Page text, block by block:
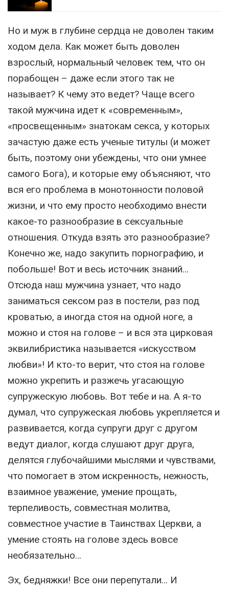
Но и муж в глубине сердца не доволен таким
ходом дела. Как может быть доволен
взрослый, нормальный человек тем, что он
порабощен – даже если этого так не
называет? К чему это ведет? Чаще всего
такой мужчина идет к «современным»,
«просвещенным» знатокам секса, у которых
зачастую даже есть ученые титулы (и может
быть, поэтому они убеждены, что они умнее
самого Бога), и которые ему объясняют, что
вся его проблема в монотонности половой
жизни, и что ему просто необходимо внести
какое-то разнообразие в сексуальные
отношения. Откуда взять это разнообразие?
Конечно же, надо закупить порнографию, и
побольше! Вот и весь источник знаний…
Отсюда наш мужчина узнает, что надо
заниматься сексом раз в постели, раз под
кроватью, а иногда стоя на одной ноге, а
можно и стоя на голове – и вся эта цирковая
эквилибристика называется «искусством
любви»! И кто-то верит, что стоя на голове
можно укрепить и разжечь угасающую
супружескую любовь. Вот тебе и на. А я-то
думал, что супружеская любовь укрепляется и
развивается, когда супруги друг с другом
ведут диалог, когда слушают друг друга,
делятся глубочайшими мыслями и чувствами,
что помогает в этом искренность, нежность,
взаимное уважение, умение прощать,
терпеливость, совместная молитва,
совместное участие в Таинствах Церкви, а
умение стоять на голове здесь вовсе
необязательно…
Эх, бедняжки! Все они перепутали… И